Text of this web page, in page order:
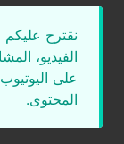
نقترح عليكم
الفيديو،
على
المحتوى.